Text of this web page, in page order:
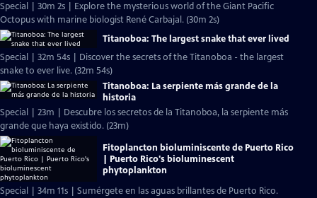
Special | 30m 2s | Explore the mysterious world of the Giant Pacific
Octopus with marine biologist René Carbajal. (30m 2s)
Titanoboa: The largest snake that ever lived
Special | 32m 54s | Discover the secrets of the Titanoboa - the largest
snake to ever live. (32m 54s)
Titanoboa: La serpiente más grande de la
historia
Special | 23m | Descubre los secretos de la Titanoboa, la serpiente más
grande que haya existido. (23m)
Fitoplancton bioluminiscente de Puerto Rico
| Puerto Rico's bioluminescent
phytoplankton
Special | 34m 11s | Sumérgete en las aguas brillantes de Puerto Rico.